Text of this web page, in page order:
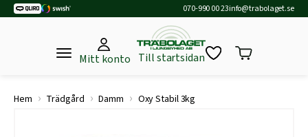
070-990 00 23info@trabolaget.se
Mitt konto Till startsidan
Hem › Trädgård › Damm › Oxy Stabil 3kg